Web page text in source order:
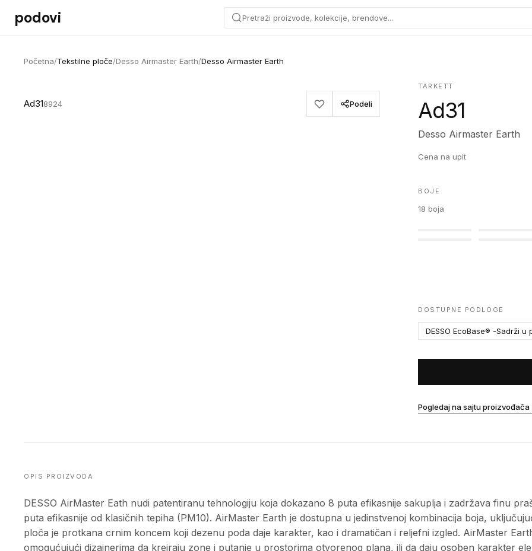
Preskoči na sadržaj
podovi Pretraži proizvode, kolekcije, brendove...
Početna/Tekstilne ploče/Desso Airmaster Earth/Desso Airmaster Earth
Ad318924 Podeli
TARKETT
Ad31
Desso Airmaster Earth
Cena na upit
BOJE
18 boja
DOSTUPNE PODLOGE
DESSO EcoBase® -Sadrži
Pogledaj na sajtu proizvođača
OPIS PROIZVODA
DESSO AirMaster Eath nudi patentiranu tehnologiju koja dokazano 8 puta efikasnije sakuplja i zadržava finu
puta efikasnije od klasičnih tepiha (PM10). AirMaster Earth je dostupna u jedinstvenoj kombinacija boja,
ploča je protkana crnim koncem koji dezenu poda daje karakter, kao i dramatičan i reljefni izgled. AirMaster
omogućujući dizajnerima da kreiraju zone i putanje u prostorima otvorenog plana, ili da daju osoben karakter